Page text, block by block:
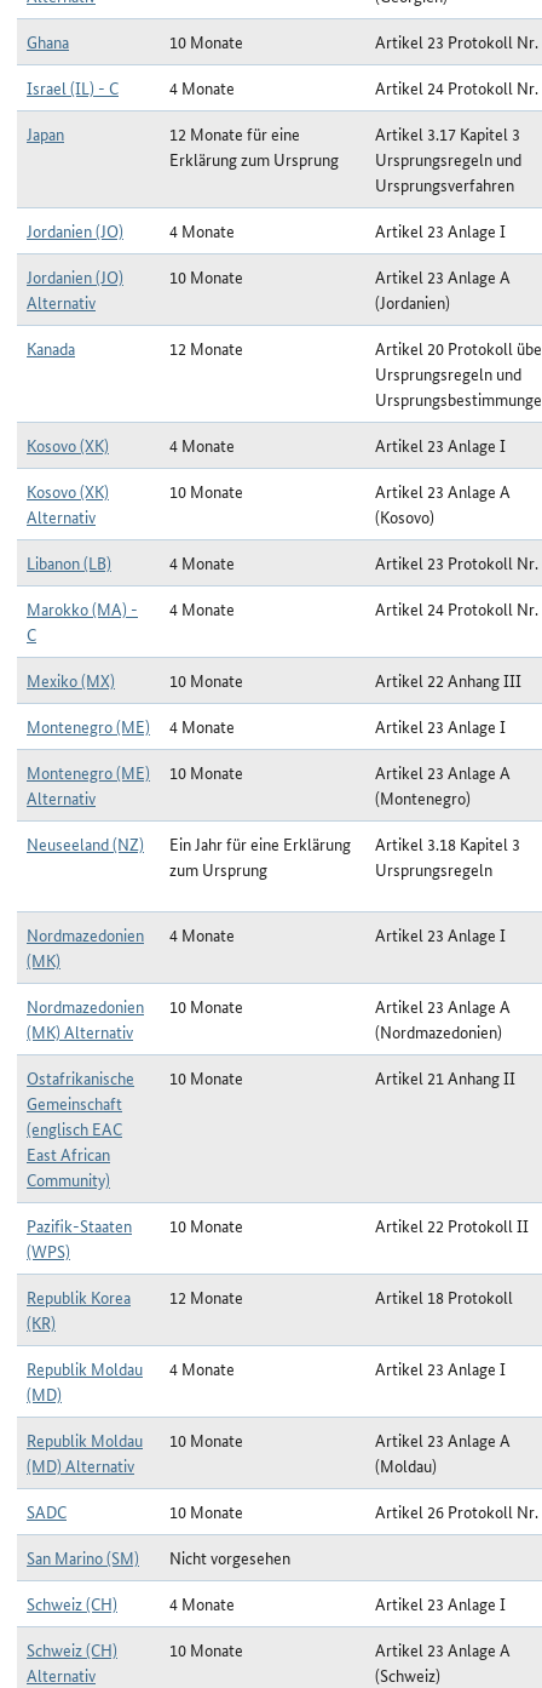
Ghana
10 Monate
Artikel 23 Protokoll Nr.
Israel (IL) - C
4 Monate
Artikel 24 Protokoll Nr.
Japan
12 Monate für eine
Erklärung zum Ursprung
Artikel 3.17 Kapitel 3
Ursprungsregeln und
Ursprungsverfahren
Jordanien (JO)
4 Monate
Artikel 23 Anlage I
Jordanien (JO)
Alternativ
10 Monate
Artikel 23 Anlage A
(Jordanien)
Kanada
12 Monate
Artikel 20 Protokoll
Ursprungsregeln und
Kosovo (XK)
4 Monate
Artikel 23 Anlage I
Kosovo (XK)
Alternativ
10 Monate
Artikel 23 Anlage A
(Kosovo)
Libanon (LB)
4 Monate
Artikel 23 Protokoll Nr.
Marokko (MA) -
C
4 Monate Artikel 24 Protokoll Nr.
Mexiko (MX) 10 Monate
Artikel 22 Anhang III
Montenegro (ME)
4 Monate
Artikel 23 Anlage I
Montenegro (ME)
Alternativ
10 Monate
Artikel 23 Anlage A
(Montenegro)
Neuseeland (NZ)
Ein Jahr für eine Erklärung
zum Ursprung
Artikel 3.18 Kapitel 3
Ursprungsregeln
Nordmazedonien
(MK)
4 Monate Artikel 23 Anlage I
Nordmazedonien
(MK) Alternativ
10 Monate
Artikel 23 Anlage A
(Nordmazedonien)
Ostafrikanische
Gemeinschaft
(englisch EAC
East African
Community)
10 Monate Artikel 21 Anhang II
Pazifik-Staaten
(WPS)
10 Monate Artikel 22 Protokoll II
Republik Korea
(KR)
12 Monate Artikel 18 Protokoll
Republik Moldau
(MD)
4 Monate Artikel 23 Anlage I
Republik Moldau
(MD) Alternativ
10 Monate
Artikel 23 Anlage A
(Moldau)
SADC
10 Monate
Artikel 26 Protokoll Nr.
San Marino (SM)
Nicht vorgesehen
Schweiz (CH)
4 Monate
Artikel 23 Anlage I
Schweiz (CH)
Alternativ
10 Monate
Artikel 23 Anlage A
(Schweiz)